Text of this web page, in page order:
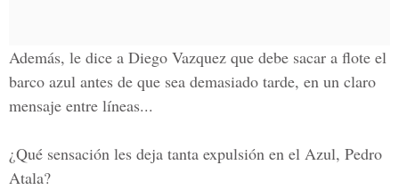
Además, le dice a Diego Vazquez que debe sacar a flote el
barco azul antes de que sea demasiado tarde, en un claro
mensaje entre líneas...
¿Qué sensación les deja tanta expulsión en el Azul, Pedro
Atala?